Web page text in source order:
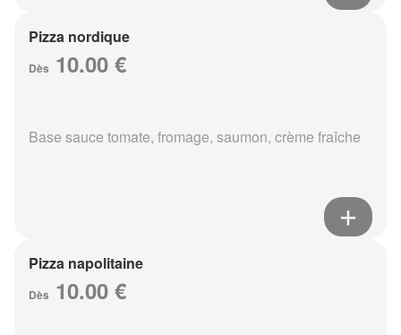
Pizza nordique
Dès 10.00 €
Base sauce tomate, fromage, saumon, crème fraîche
Pizza napolitaine
Dès 10.00 €